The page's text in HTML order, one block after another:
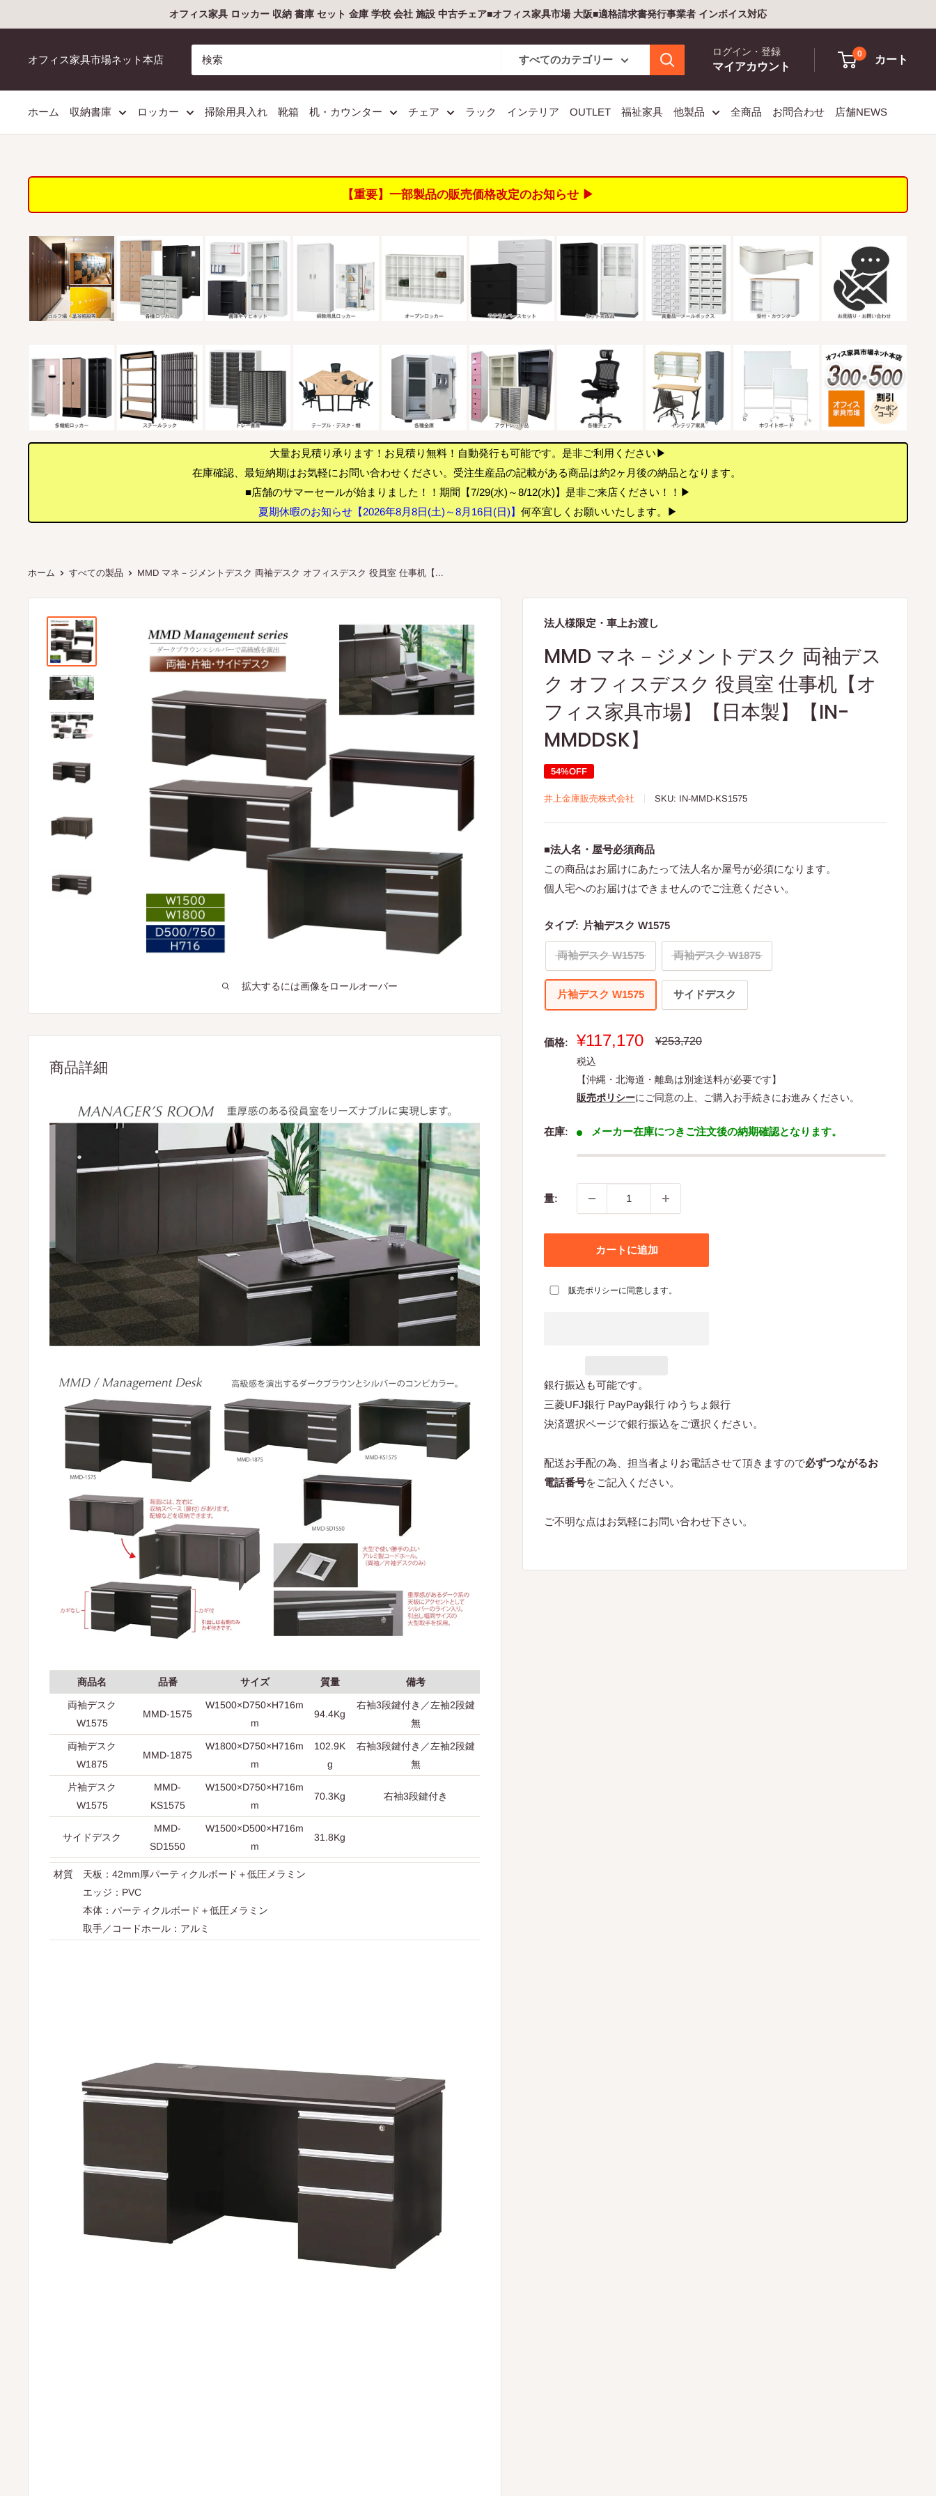
ン
オフィス家具 ロッカー 収納 書庫 セット 金庫 学校 会社 施設 中古チェア■オフィス家具市場 大阪■適格請求書発行事業者 インボイス対応
オフィス家具市場ネット本店 すべてのカテゴリー
ログイン・登録
マイアカウント
0
カート
ホーム 収納書庫 ロッカー 掃除用具入れ 靴箱 机・カウンター チェア ラック インテリア OUTLET 福祉家具 他製品 全商品 お問合わせ 店舗NEWS
【重要】一部製品の販売価格改定のお知らせ ▶
大量お見積り承ります！お見積り無料！自動発行も可能です。是非ご利用ください▶
在庫確認、最短納期はお気軽にお問い合わせください。受注生産品の記載がある商品は約2ヶ月後の納品となります。
■店舗のサマーセールが始まりました！！期間【7/29(水)～8/12(水)】是非ご来店ください！！▶
夏期休暇のお知らせ【2026年8月8日(土)～8月16日(日)】 何卒宜しくお願いいたします。▶
ホーム すべての製品 MMD マネ－ジメントデスク 両袖デスク オフィスデスク 役員室 仕事机【...
拡大するには画像をロールオーバー
法人様限定・車上お渡し
MMD マネ－ジメントデスク 両袖デス
ク オフィスデスク 役員室 仕事机【オ
フィス家具市場】【日本製】【IN-
MMDDSK】
54%OFF
井上金庫販売株式会社 SKU: IN-MMD-KS1575
■法人名・屋号必須商品
この商品はお届けにあたって法人名か屋号が必須になります。
個人宅へのお届けはできませんのでご注意ください。
タイプ: 片袖デスク W1575
両袖デスク W1575 両袖デスク W1875
片袖デスク W1575 サイドデスク
価格:
販
売
価
格
¥117,170
通
格
¥253,720
税込
【沖縄・北海道・離島は別途送料が必要です】
販売ポリシーにご同意の上、ご購入お手続きにお進みください。
在庫: メーカー在庫につきご注文後の納期確認となります。
量:
カートに追加
販売ポリシーに同意します。
銀行振込も可能です。
三菱UFJ銀行 PayPay銀行 ゆうちょ銀行
決済選択ページで銀行振込をご選択ください。
配送お手配の為、担当者よりお電話させて頂きますので必ずつながるお
電話番号をご記入ください。
ご不明な点はお気軽にお問い合わせ下さい。
商品詳細
商品名 品番 サイズ 質量 備考
両袖デスク
W1575
MMD-1575
W1500×D750×H716m
m
94.4Kg
右袖3段鍵付き／左袖2段鍵
無
両袖デスク
W1875
MMD-1875
W1800×D750×H716m
m
102.9K
g
右袖3段鍵付き／左袖2段鍵
無
片袖デスク
W1575
MMD-
KS1575
W1500×D750×H716m
m
70.3Kg 右袖3段鍵付き
サイドデスク
MMD-
SD1550
W1500×D500×H716m
m
31.8Kg
材質 天板：42mm厚パーティクルボード＋低圧メラミン
エッジ：PVC
本体：パーティクルボード＋低圧メラミン
取手／コードホール：アルミ